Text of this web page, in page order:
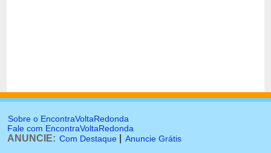
Sobre o EncontraVoltaRedonda
Fale com EncontraVoltaRedonda
ANUNCIE: Com Destaque Anuncie Grátis